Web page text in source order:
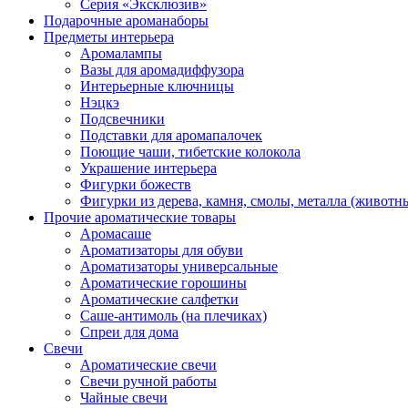
Серия «Эксклюзив»
Подарочные ароманаборы
Предметы интерьера
Аромалампы
Вазы для аромадиффузора
Интерьерные ключницы
Нэцкэ
Подсвечники
Подставки для аромапалочек
Поющие чаши, тибетские колокола
Украшение интерьера
Фигурки божеств
Фигурки из дерева, камня, смолы, металла
Прочие ароматические товары
Аромасаше
Ароматизаторы для обуви
Ароматизаторы универсальные
Ароматические горошины
Ароматические салфетки
Саше-антимоль (на плечиках)
Спреи для дома
Свечи
Ароматические свечи
Свечи ручной работы
Чайные свечи